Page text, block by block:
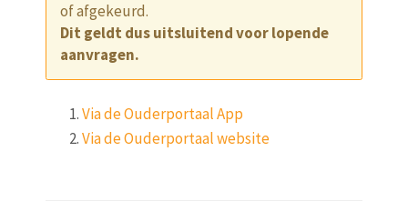
of afgekeurd.
Dit geldt dus uitsluitend voor lopende
aanvragen.
Via de Ouderportaal App
Via de Ouderportaal website